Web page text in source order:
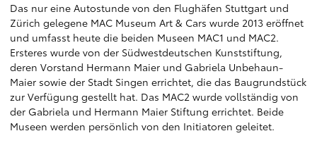
Das nur eine Autostunde von den Flughäfen Stuttgart und
Zürich gelegene MAC Museum Art & Cars wurde 2013 eröffnet
und umfasst heute die beiden Museen MAC1 und MAC2.
Ersteres wurde von der Südwestdeutschen Kunststiftung,
deren Vorstand Hermann Maier und Gabriela Unbehaun-
Maier sowie der Stadt Singen errichtet, die das Baugrundstück
zur Verfügung gestellt hat. Das MAC2 wurde vollständig von
der Gabriela und Hermann Maier Stiftung errichtet. Beide
Museen werden persönlich von den Initiatoren geleitet.